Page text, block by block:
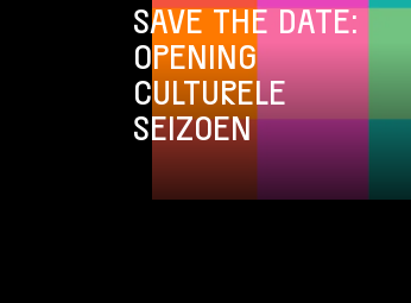
SAVE THE DATE:
OPENING
CULTURELE
SEIZOEN